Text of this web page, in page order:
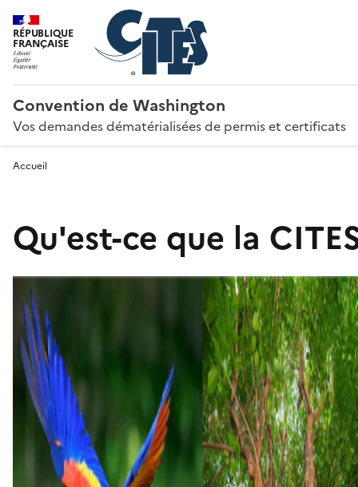
RÉPUBLIQUE
FRANÇAISE
Convention de Washington
Vos demandes dématérialisées de permis et certificats
Accueil
Qu'est-ce que la